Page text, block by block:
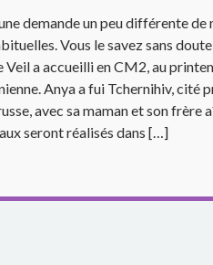
demande un peu différente de
Vous le savez sans
Veil a accueilli en CM2, au
Anya a fui Tchernihiv, cité
avec sa maman et son frère
seront réalisés dans […]